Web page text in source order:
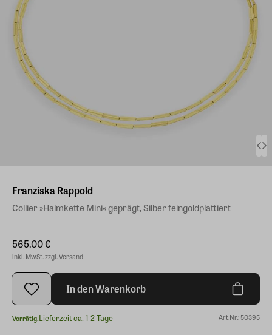
Franziska Rappold
Collier »Halmkette Mini« geprägt, Silber feingoldplattiert
565,00 €
inkl. MwSt. zzgl. Versand
In den Warenkorb
Vorrätig.Lieferzeit ca. 1-2 Tage Art.Nr.: 50395